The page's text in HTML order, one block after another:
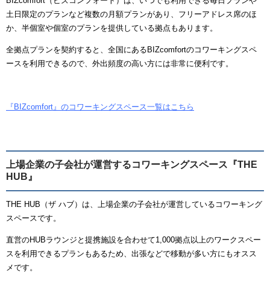
土日限定のプランなど複数の月額プランがあり、フリーアドレス席のほ
か、半個室や個室のプランを提供している拠点もあります。
全拠点プランを契約すると、全国にあるBIZcomfortのコワーキングスペ
ースを利用できるので、外出頻度の高い方には非常に便利です。
『BIZcomfort』のコワーキングスペース一覧はこちら
上場企業の子会社が運営するコワーキングスペース『THE
HUB』
THE HUB（ザ ハブ）は、上場企業の子会社が運営しているコワーキング
スペースです。
直営のHUBラウンジと提携施設を合わせて1,000拠点以上のワークスペー
スを利用できるプランもあるため、出張などで移動が多い方にもオスス
メです。